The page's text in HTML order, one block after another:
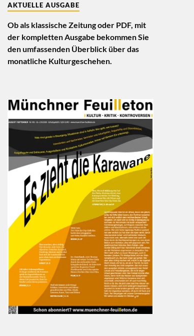
AKTUELLE AUSGABE
Ob als klassische Zeitung oder PDF, mit
der kompletten Ausgabe bekommen Sie
den umfassenden Überblick über das
monatliche Kulturgeschehen.